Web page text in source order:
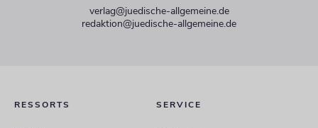
verlag@juedische-allgemeine.de
redaktion@juedische-allgemeine.de
RESSORTS SERVICE